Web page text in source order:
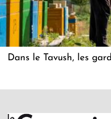
Dans le Tavush, les